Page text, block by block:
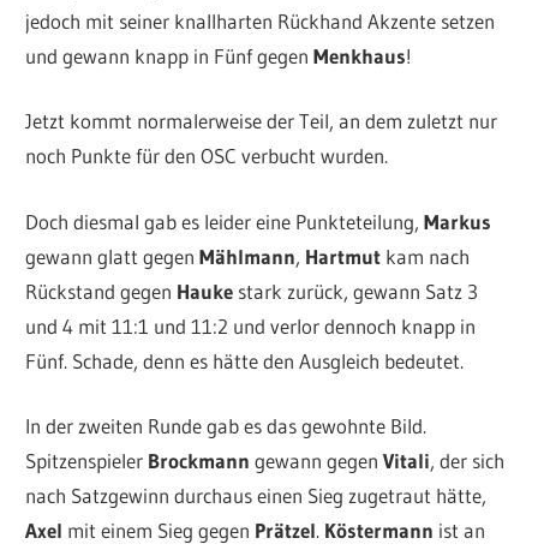
jedoch mit seiner knallharten Rückhand Akzente setzen
und gewann knapp in Fünf gegenMenkhaus!
Jetzt kommt normalerweise der Teil, an dem zuletzt nur
noch Punkte für den OSC verbucht wurden.
Doch diesmal gab es leider eine Punkteteilung,Markus
gewann glatt gegenMählmann, Hartmut kam nach
Rückstand gegen Hauke stark zurück, gewann Satz 3
und 4 mit 11:1 und 11:2 und verlor dennoch knapp in
Fünf. Schade, denn es hätte den Ausgleich bedeutet.
In der zweiten Runde gab es das gewohnte Bild.
Spitzenspieler Brockmann gewann gegenVitali, der sich
nach Satzgewinn durchaus einen Sieg zugetraut hätte,
Axel mit einem Sieg gegen Prätzel. Köstermann ist an